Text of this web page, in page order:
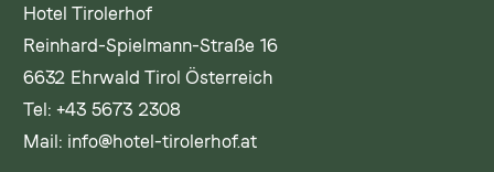
Hotel Tirolerhof
Reinhard-Spielmann-Straße 16
6632 Ehrwald Tirol Österreich
Tel:+43 5673 2308
Mail: info@hotel-tirolerhof.at